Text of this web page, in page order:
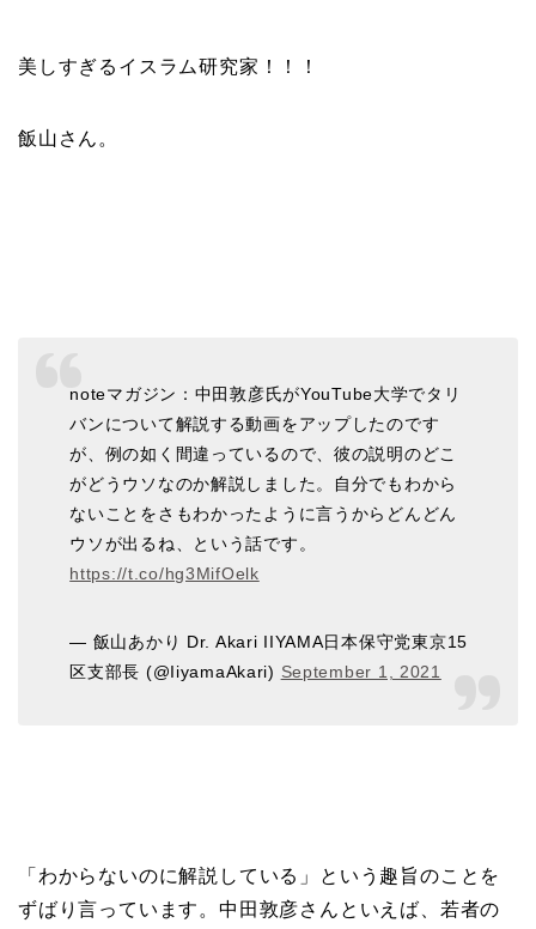
美しすぎるイスラム研究家！！！
飯山さん。
noteマガジン：中田敦彦氏がYouTube大学でタリ
バンについて解説する動画をアップしたのです
が、例の如く間違っているので、彼の説明のどこ
がどうウソなのか解説しました。自分でもわから
ないことをさもわかったように言うからどんどん
ウソが出るね、という話です。
https://t.co/hg3MifOelk
— 飯山あかり Dr. Akari IIYAMA日本保守党東京15
区支部長 (@IiyamaAkari) September 1, 2021
「わからないのに解説している」という趣旨のことを
ずばり言っています。中田敦彦さんといえば、若者の